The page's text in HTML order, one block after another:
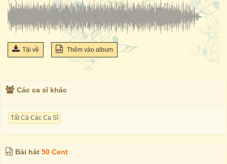
Tải về Thêm vào album
Các ca sĩ khác
Tất Cả Các Ca Sĩ
Bài hát 50 Cent